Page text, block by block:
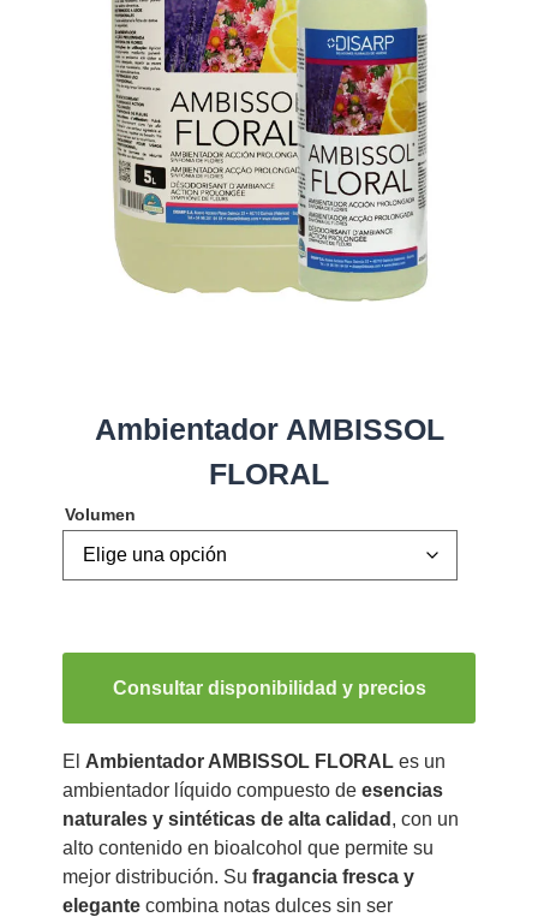
Ambientador AMBISSOL
FLORAL
Volumen
Consultar disponibilidad y precios
El Ambientador AMBISSOL FLORALes un
ambientador líquido compuesto de esencias
naturales y sintéticas de alta calidad , con un
alto contenido en bioalcohol que permite su
mejor distribución. Su fragancia fresca y
elegantecombina notas dulces sin ser